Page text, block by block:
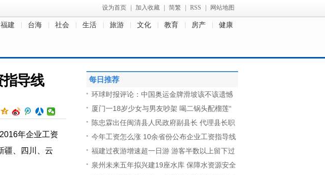
设为首页 加入收藏 简繁 RSS 网站地图
福建 台海 社会 生活 旅游 文化 教育 房产 健康
指导线
年企业工资
疆、四川、云
每日推荐
环球时报评论：中国奥运金牌滑坡该不该遗憾
厦门一18岁少女与男友吵架 喝二锅头配榴莲“
陈忠霖出任闽清县人民政府副县长 代理县长职
今年工资怎么涨 10余省份公布企业工资指导线
福建过夜游增速超一日游 游客半数以上留下过
泉州未来五年拟兴建19座水库 保障水资源安全